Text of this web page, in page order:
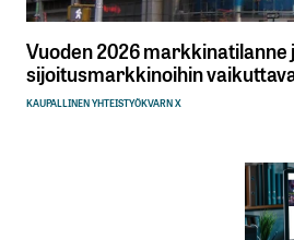
Vuoden 2026 markkinatilanne
sijoitusmarkkinoihin
KAUPALLINEN YHTEISTYÖKVARN X